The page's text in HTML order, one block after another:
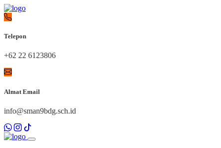
Telepon
+62 22 6123806
Almat Email
info@sman9bdg.sch.id